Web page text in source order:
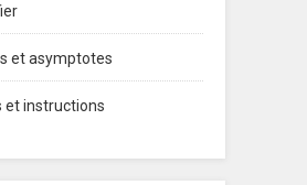
et asymptotes
et instructions